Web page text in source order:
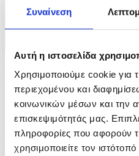
Συναίνεση
Αυτή η ιστοσελίδα
Χρησιμοποιούμε cookie για
περιεχομένου και
κοινωνικών μέσων και την
επισκεψιμότητάς μας.
πληροφορίες που αφορούν
χρησιμοποιείτε τον
Φωτογραφία: TED SOQUI
epa12989303 Family members
Olivas, Joshua Olivas, and
in their cars at JFK High School
their home due to a chemical leak
GKN Aerospace facility; in
2026. A failing...